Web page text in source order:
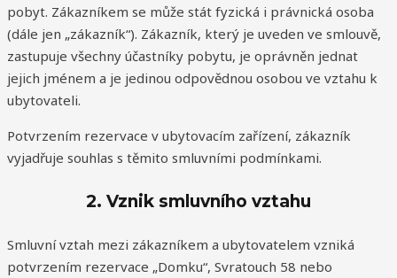
pobyt. Zákazníkem se může stát fyzická i právnická osoba
(dále jen „zákazník“). Zákazník, který je uveden ve smlouvě,
zastupuje všechny účastníky pobytu, je oprávněn jednat
jejich jménem a je jedinou odpovědnou osobou ve vztahu k
ubytovateli.
Potvrzením rezervace v ubytovacím zařízení, zákazník
vyjadřuje souhlas s těmito smluvními podmínkami.
2. Vznik smluvního vztahu
Smluvní vztah mezi zákazníkem a ubytovatelem vzniká
potvrzením rezervace „Domku“, Svratouch 58 nebo